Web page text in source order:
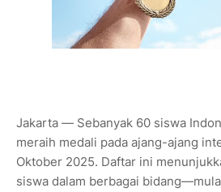
Jakarta — Sebanyak 60 siswa
meraih medali pada ajang-ajang
Oktober 2025. Daftar ini
siswa dalam berbagai